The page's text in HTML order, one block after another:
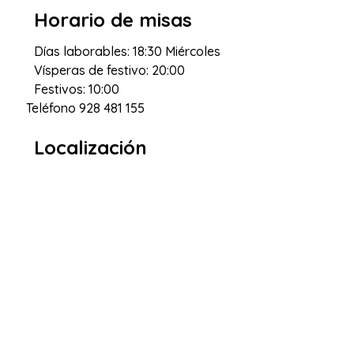
Horario de misas
Días laborables: 18:30 Miércoles
Vísperas de festivo: 20:00
Festivos: 10:00
Teléfono 928 481 155
Localización